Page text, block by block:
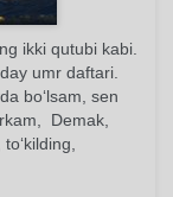
ikki qutubi kabi.
umr daftari.
bo‘lsam, sen
Demak,